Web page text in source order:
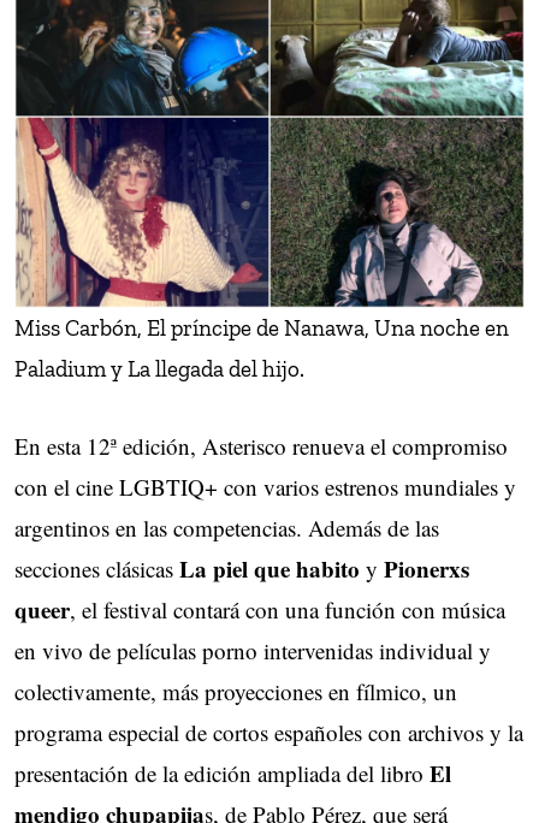
Miss Carbón, El príncipe de Nanawa, Una noche en
Paladium y La llegada del hijo.
En esta 12ª edición, Asterisco renueva el compromiso
con el cine LGBTIQ+ con varios estrenos mundiales y
argentinos en las competencias. Además de las
secciones clásicas La piel que habito y Pionerxs
queer, el festival contará con una función con música
en vivo de películas porno intervenidas individual y
colectivamente, más proyecciones en fílmico, un
programa especial de cortos españoles con archivos y la
presentación de la edición ampliada del libro El
mendigo chupapijas, de Pablo Pérez, que será